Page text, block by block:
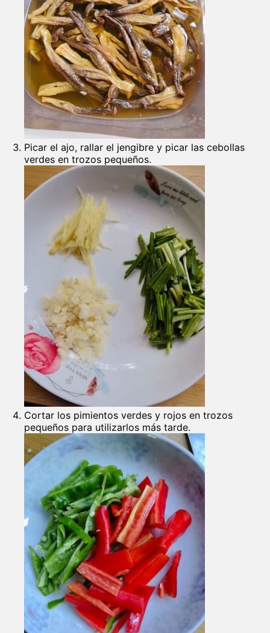
Picar el ajo, rallar el jengibre y picar las cebollas
verdes en trozos pequeños.
Cortar los pimientos verdes y rojos en trozos
pequeños para utilizarlos más tarde.